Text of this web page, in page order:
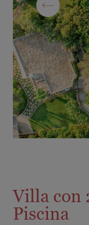
Villa con
Piscina